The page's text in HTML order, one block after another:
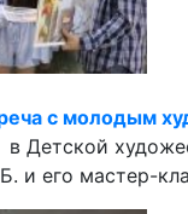
с молодым
Детской
и его мастер-